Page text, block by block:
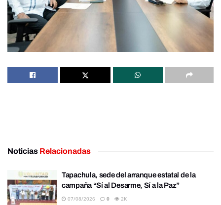
Noticias Relacionadas
Tapachula, sede del arranque estatal de la
campaña “Sí al Desarme, Sí a la Paz”
07/08/2026 0 2K